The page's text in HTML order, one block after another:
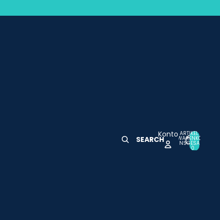
SEARCH
Konto ARTIKEL IM
WARENKORB
INSGESAMT:
0